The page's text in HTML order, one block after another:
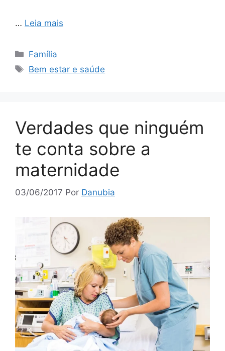
… Leia mais
Categorias
Família
Tags
Bem estar e saúde
Verdades que ninguém
te conta sobre a
maternidade
03/06/2017 Por Danubia